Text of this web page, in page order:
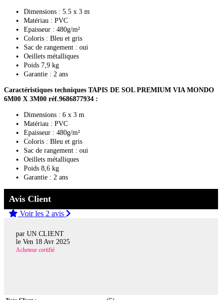
Dimensions : 5.5 x 3 m
Matériau : PVC
Epaisseur : 480g/m²
Coloris : Bleu et gris
Sac de rangement : oui
Oeillets métalliques
Poids 7,9 kg
Garantie : 2 ans
Caractéristiques techniques TAPIS DE SOL PREMIUM VIA MONDO
6M00 X 3M00 réf.9686877934 :
Dimensions : 6 x 3 m
Matériau : PVC
Epaisseur : 480g/m²
Coloris : Bleu et gris
Sac de rangement : oui
Oeillets métalliques
Poids 8,6 kg
Garantie : 2 ans
Avis Client
Voir les 2 avis
par UN CLIENT
le Ven 18 Avr 2025
Acheteur certifié